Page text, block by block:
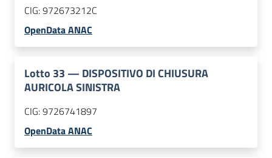
CIG:972673212C
OpenData ANAC
Lotto 33 — DISPOSITIVO DI CHIUSURA
AURICOLA SINISTRA
CIG:9726741897
OpenData ANAC